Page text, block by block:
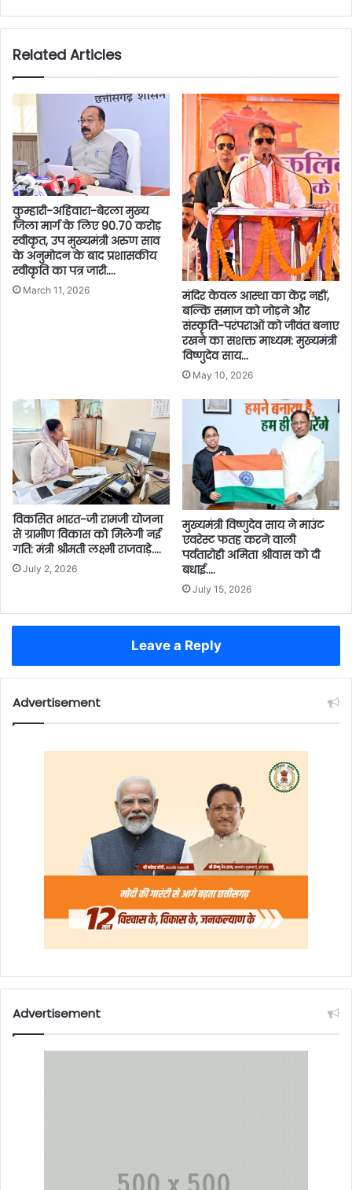
Related Articles
कुम्हारी-अहिवारा-बेरला मुख्य
जिला मार्ग के लिए 90.70 करोड़
स्वीकृत, उप मुख्यमंत्री अरुण साव
के अनुमोदन के बाद प्रशासकीय
स्वीकृति का पत्र जारी….
March 11, 2026
मंदिर केवल आस्था का केंद्र नहीं,
बल्कि समाज को जोड़ने और
संस्कृति-परंपराओं को जीवंत बनाए
रखने का सशक्त माध्यम: मुख्यमंत्री
विष्णुदेव साय…
May 10, 2026
विकसित भारत-जी रामजी योजना
से ग्रामीण विकास को मिलेगी नई
गति: मंत्री श्रीमती लक्ष्मी राजवाड़े….
July 2, 2026
मुख्यमंत्री विष्णुदेव साय ने माउंट
एवरेस्ट फतह करने वाली
पर्वतारोही अमिता श्रीवास को दी
बधाई….
July 15, 2026
Leave a Reply
Advertisement
Advertisement